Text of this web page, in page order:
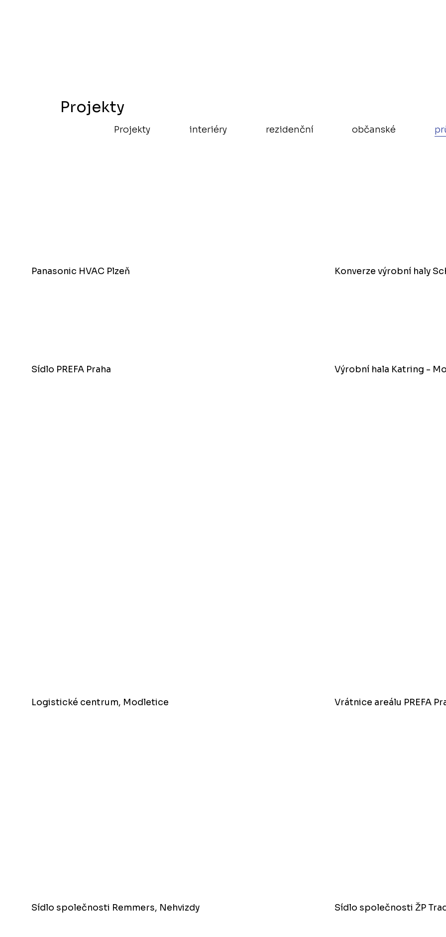
Projekty
Projekty interiéry rezidenční občanské
Panasonic HVAC Plzeň Konverze výrobní haly
Sídlo PREFA Praha Výrobní hala Katring -
Logistické centrum, Modletice Vrátnice areálu PREFA
Sídlo společnosti Remmers, Nehvizdy Sídlo společnosti ŽP